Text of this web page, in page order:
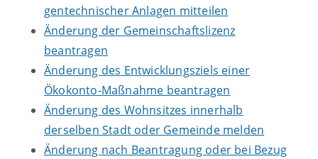
gentechnischer Anlagen mitteilen
Änderung der Gemeinschaftslizenz
beantragen
Änderung des Entwicklungsziels einer
Ökokonto-Maßnahme beantragen
Änderung des Wohnsitzes innerhalb
derselben Stadt oder Gemeinde melden
Änderung nach Beantragung oder bei Bezug